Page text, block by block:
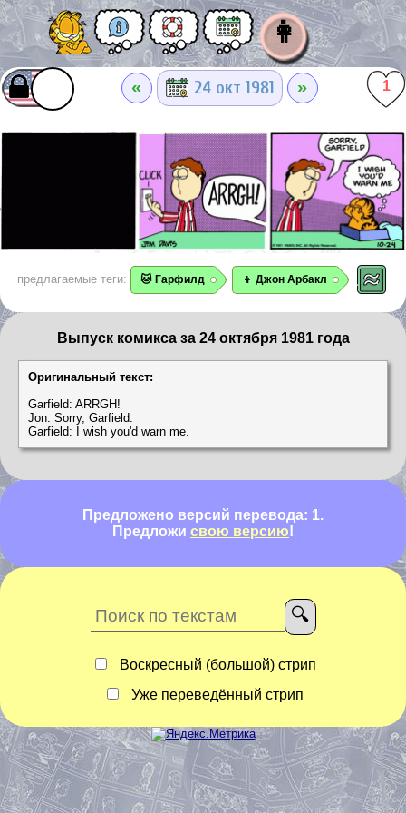
👩
« 24 окт 1981 » 1
предлагаемые теги: 🐱 Гарфилд 👦 Джон Арбакл
Выпуск комикса за 24 октября 1981 года
Оригинальный текст:
Garfield: ARRGH!
Jon: Sorry, Garfield.
Garfield: I wish you'd warn me.
Предложено версий перевода: 1.
Предложи свою версию!
Воскресный (большой) стрип
Уже переведённый стрип